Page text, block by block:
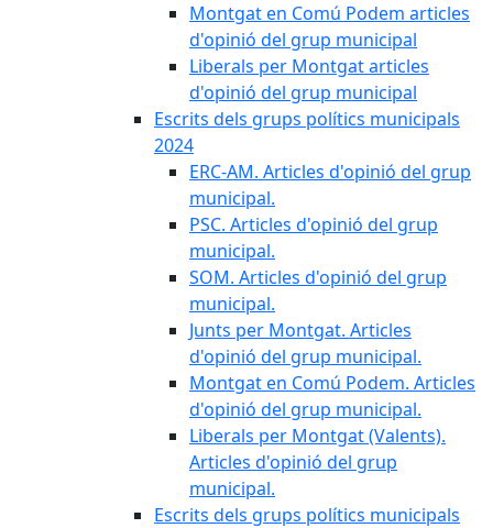
Montgat en Comú Podem articles
d'opinió del grup municipal
Liberals per Montgat articles
d'opinió del grup municipal
Escrits dels grups polítics municipals
2024
ERC-AM. Articles d'opinió del grup
municipal.
PSC. Articles d'opinió del grup
municipal.
SOM. Articles d'opinió del grup
municipal.
Junts per Montgat. Articles
d'opinió del grup municipal.
Montgat en Comú Podem. Articles
d'opinió del grup municipal.
Liberals per Montgat (Valents).
Articles d'opinió del grup
municipal.
Escrits dels grups polítics municipals